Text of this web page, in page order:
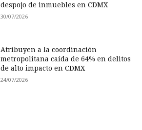
despojo de inmuebles en CDMX
30/07/2026
Atribuyen a la coordinación
metropolitana caída de 64% en delitos
de alto impacto en CDMX
24/07/2026